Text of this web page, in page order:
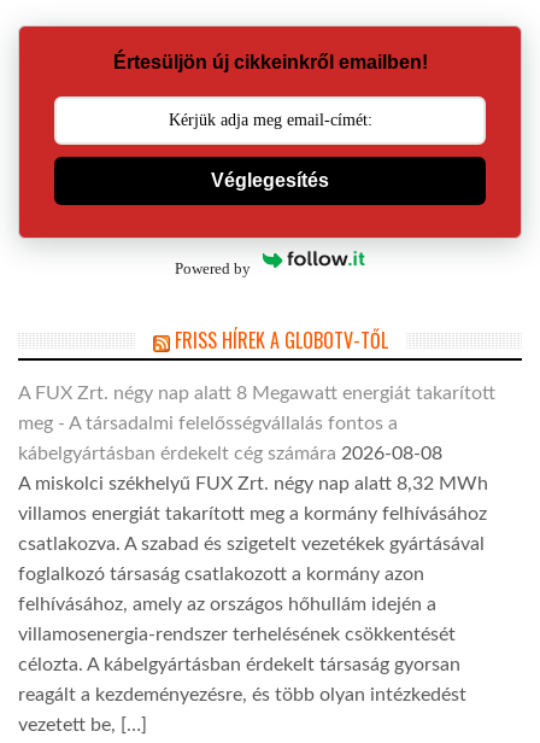
Értesüljön új cikkeinkről emailben!
Véglegesítés
Powered by
FRISS HÍREK A GLOBOTV-TŐL
A FUX Zrt. négy nap alatt 8 Megawatt energiát takarított
meg - A társadalmi felelősségvállalás fontos a
kábelgyártásban érdekelt cég számára 2026-08-08
A miskolci székhelyű FUX Zrt. négy nap alatt 8,32 MWh
villamos energiát takarított meg a kormány felhívásához
csatlakozva. A szabad és szigetelt vezetékek gyártásával
foglalkozó társaság csatlakozott a kormány azon
felhívásához, amely az országos hőhullám idején a
villamosenergia-rendszer terhelésének csökkentését
célozta. A kábelgyártásban érdekelt társaság gyorsan
reagált a kezdeményezésre, és több olyan intézkedést
vezetett be, […]